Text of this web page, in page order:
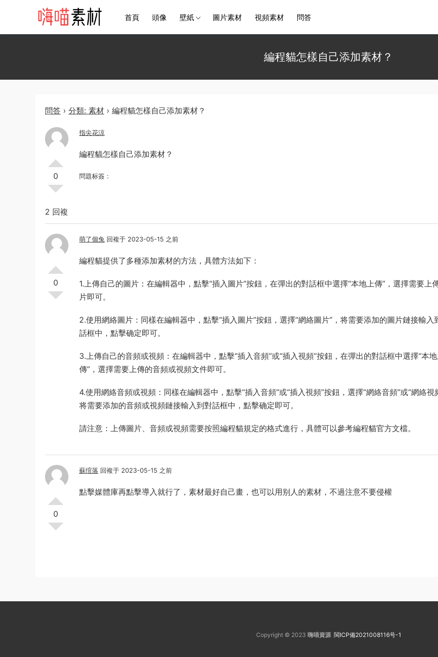
首頁 頭像 壁紙 圖片素材 視頻素材 問答
編程貓怎樣自己添加素材？
問答 › 分類: 素材 › 編程貓怎樣自己添加素材？
0
指尖花涼
編程貓怎樣自己添加素材？
問題标簽：
2 回複
0
萌了個兔 回複于 2023-05-15 之前
編程貓提供了多種添加素材的方法，具體方法如下：
1.上傳自己的圖片：在編輯器中，點擊“插入圖片”按鈕，在彈出的對話框中選擇“本地上傳”，選擇需要上
片即可。
2.使用網絡圖片：同樣在編輯器中，點擊“插入圖片”按鈕，選擇“網絡圖片”，将需要添加的圖片鏈接輸入
話框中，點擊确定即可。
3.上傳自己的音頻或視頻：在編輯器中，點擊“插入音頻”或“插入視頻”按鈕，在彈出的對話框中選擇“本
傳”，選擇需要上傳的音頻或視頻文件即可。
4.使用網絡音頻或視頻：同樣在編輯器中，點擊“插入音頻”或“插入視頻”按鈕，選擇“網絡音頻”或“網絡視
将需要添加的音頻或視頻鏈接輸入到對話框中，點擊确定即可。
請注意：上傳圖片、音頻或視頻需要按照編程貓規定的格式進行，具體可以參考編程貓官方文檔。
0
蘇绾落 回複于 2023-05-15 之前
點擊媒體庫再點擊導入就行了，素材最好自己畫，也可以用别人的素材，不過注意不要侵權
Copyright © 2023 嗨喵資源 閩ICP備2021008116号-1